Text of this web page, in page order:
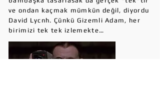
ve ondan kaçmak mümkün değil, diyordu
David Lycnh. Çünkü Gizemli Adam, her
birimizi tek tek izlemekte…